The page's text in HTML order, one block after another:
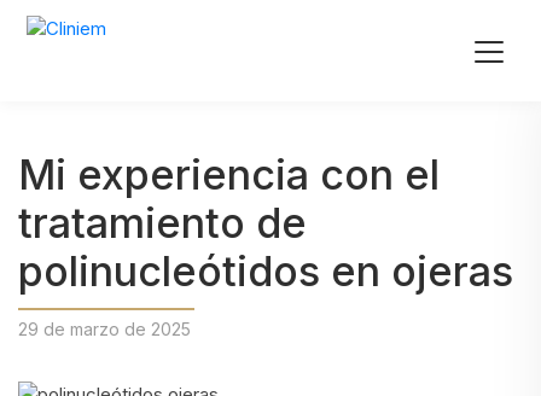
Mi experiencia con el
tratamiento de
polinucleótidos en ojeras
29 de marzo de 2025